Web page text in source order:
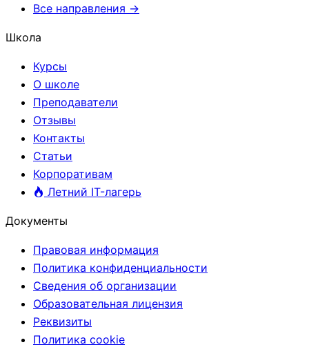
Все направления →
Школа
Курсы
О школе
Преподаватели
Отзывы
Контакты
Статьи
Корпоративам
Летний IT-лагерь
Документы
Правовая информация
Политика конфиденциальности
Сведения об организации
Образовательная лицензия
Реквизиты
Политика cookie